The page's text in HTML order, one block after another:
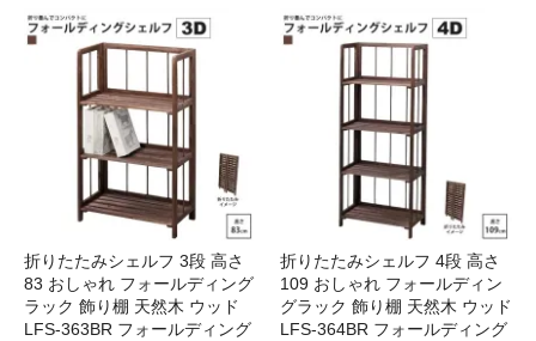
折りたたみシェルフ 3段 高さ
83 おしゃれ フォールディング
ラック 飾り棚 天然木 ウッド
LFS-363BR フォールディング
折りたたみシェルフ 4段 高さ
109 おしゃれ フォールディン
グラック 飾り棚 天然木 ウッド
LFS-364BR フォールディング